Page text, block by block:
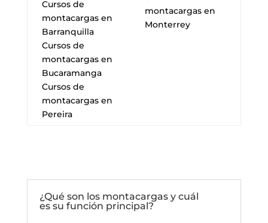
Cursos de
montacargas en
Barranquilla
Cursos de
montacargas en
Bucaramanga
Cursos de
montacargas en
Pereira
montacargas en
Monterrey
¿Qué son los montacargas y cuál
es su función principal?